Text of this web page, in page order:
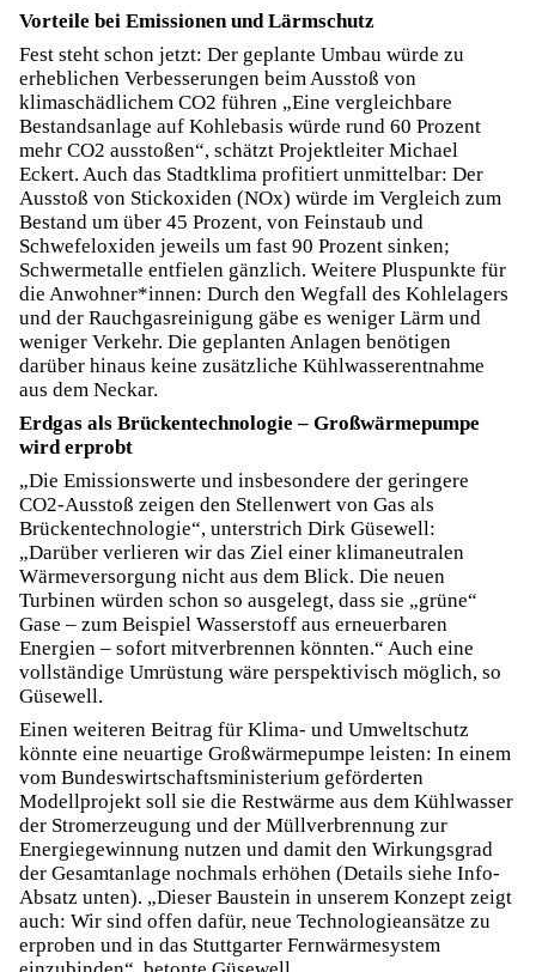
Vorteile bei Emissionen und Lärmschutz
Fest steht schon jetzt: Der geplante Umbau würde zu
erheblichen Verbesserungen beim Ausstoß von
klimaschädlichem CO2 führen „Eine vergleichbare
Bestandsanlage auf Kohlebasis würde rund 60 Prozent
mehr CO2 ausstoßen“, schätzt Projektleiter Michael
Eckert. Auch das Stadtklima profitiert unmittelbar: Der
Ausstoß von Stickoxiden (NOx) würde im Vergleich zum
Bestand um über 45 Prozent, von Feinstaub und
Schwefeloxiden jeweils um fast 90 Prozent sinken;
Schwermetalle entfielen gänzlich. Weitere Pluspunkte für
die Anwohner*innen: Durch den Wegfall des Kohlelagers
und der Rauchgasreinigung gäbe es weniger Lärm und
weniger Verkehr. Die geplanten Anlagen benötigen
darüber hinaus keine zusätzliche Kühlwasserentnahme
aus dem Neckar.
Erdgas als Brückentechnologie – Großwärmepumpe
wird erprobt
„Die Emissionswerte und insbesondere der geringere
CO2-Ausstoß zeigen den Stellenwert von Gas als
Brückentechnologie“, unterstrich Dirk Güsewell:
„Darüber verlieren wir das Ziel einer klimaneutralen
Wärmeversorgung nicht aus dem Blick. Die neuen
Turbinen würden schon so ausgelegt, dass sie „grüne“
Gase – zum Beispiel Wasserstoff aus erneuerbaren
Energien – sofort mitverbrennen könnten.“ Auch eine
vollständige Umrüstung wäre perspektivisch möglich, so
Güsewell.
Einen weiteren Beitrag für Klima- und Umweltschutz
könnte eine neuartige Großwärmepumpe leisten: In einem
vom Bundeswirtschaftsministerium geförderten
Modellprojekt soll sie die Restwärme aus dem Kühlwasser
der Stromerzeugung und der Müllverbrennung zur
Energiegewinnung nutzen und damit den Wirkungsgrad
der Gesamtanlage nochmals erhöhen (Details siehe Info-
Absatz unten). „Dieser Baustein in unserem Konzept zeigt
auch: Wir sind offen dafür, neue Technologieansätze zu
erproben und in das Stuttgarter Fernwärmesystem